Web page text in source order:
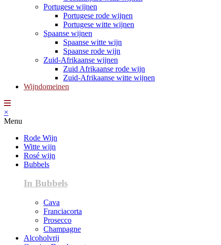
Portugese wijnen
Portugese rode wijnen
Portugese witte wijnen
Spaanse wijnen
Spaanse witte wijn
Spaanse rode wijn
Zuid-Afrikaanse wijnen
Zuid Afrikaanse rode wijn
Zuid-Afrikaanse witte wijnen
Wijndomeinen
×
Menu
Rode Wijn
Witte wijn
Rosé wijn
Bubbels
In Bubbels
Cava
Franciacorta
Prosecco
Champagne
Alcoholvrij